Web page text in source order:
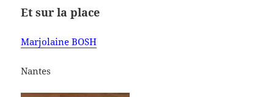
Et sur la place
Marjolaine BOSH
Nantes